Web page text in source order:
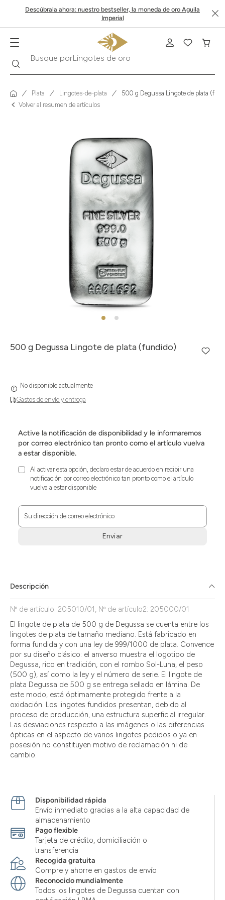
Descúbrala ahora: nuestro bestseller, la moneda de oro Aguila
Imperial
Busque por
Plata Lingotes-de-plata
500 g Degussa Lingote de plata
Volver al resumen de artículos
500 g Degussa Lingote de plata (fundido)
Gastos de envío y entrega
No disponible actualmente
Active la notificación de disponibilidad y le informaremos
por correo electrónico tan pronto como el artículo vuelva
a estar disponible.
Al activar esta opción, declaro estar de acuerdo en recibir una
notificación por correo electrónico tan pronto como el artículo
vuelva a estar disponible
Su dirección de correo electrónico
Enviar
die
Zustimmung
aktivieren.
Descripción
Nº de artículo: 205010/01, Nº de artículo2: 205000/01
El lingote de plata de 500 g de Degussa se cuenta entre los
lingotes de plata de tamaño mediano. Está fabricado en
forma fundida y con una ley de 999/1000 de plata. Convence
por su diseño clásico: el anverso muestra el logotipo de
Degussa, rico en tradición, con el rombo Sol-Luna, el peso
(500 g), así como la ley y el número de serie. El lingote de
plata Degussa de 500 g se entrega sellado en lámina. De
este modo, está óptimamente protegido frente a la
oxidación. Los lingotes fundidos presentan, debido al
proceso de producción, una estructura superficial irregular.
Las desviaciones respecto a las imágenes o las diferencias
ópticas en el aspecto de varios lingotes pedidos o ya en
posesión no constituyen motivo de reclamación ni de
cambio.
Disponibilidad rápida
Envío inmediato gracias a la alta capacidad de
almacenamiento
Pago flexible
Tarjeta de crédito, domiciliación o
transferencia
Recogida gratuita
Compre y ahorre en gastos de envío
Reconocido mundialmente
Todos los lingotes de Degussa cuentan con